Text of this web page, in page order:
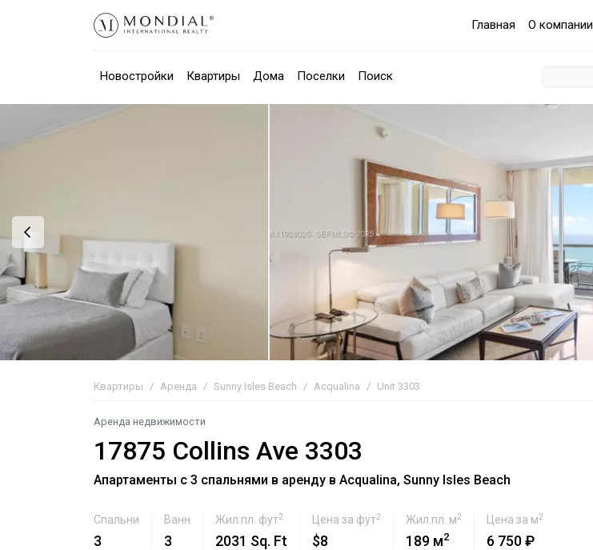
Главная О компании
Новостройки Квартиры Дома Поселки Поиск
Квартиры Аренда Sunny Isles Beach Acqualina Unit 3303
Аренда недвижимости
17875 Collins Ave 3303
Апартаменты с 3 спальнями в аренду в Acqualina, Sunny Isles Beach
Спальни
3
Ванн
3
Жил.пл. фут2
2031 Sq. Ft
Цена за фут2
$8
Жил.пл. м2
189 м2
Цена за м2
6 750 ₽